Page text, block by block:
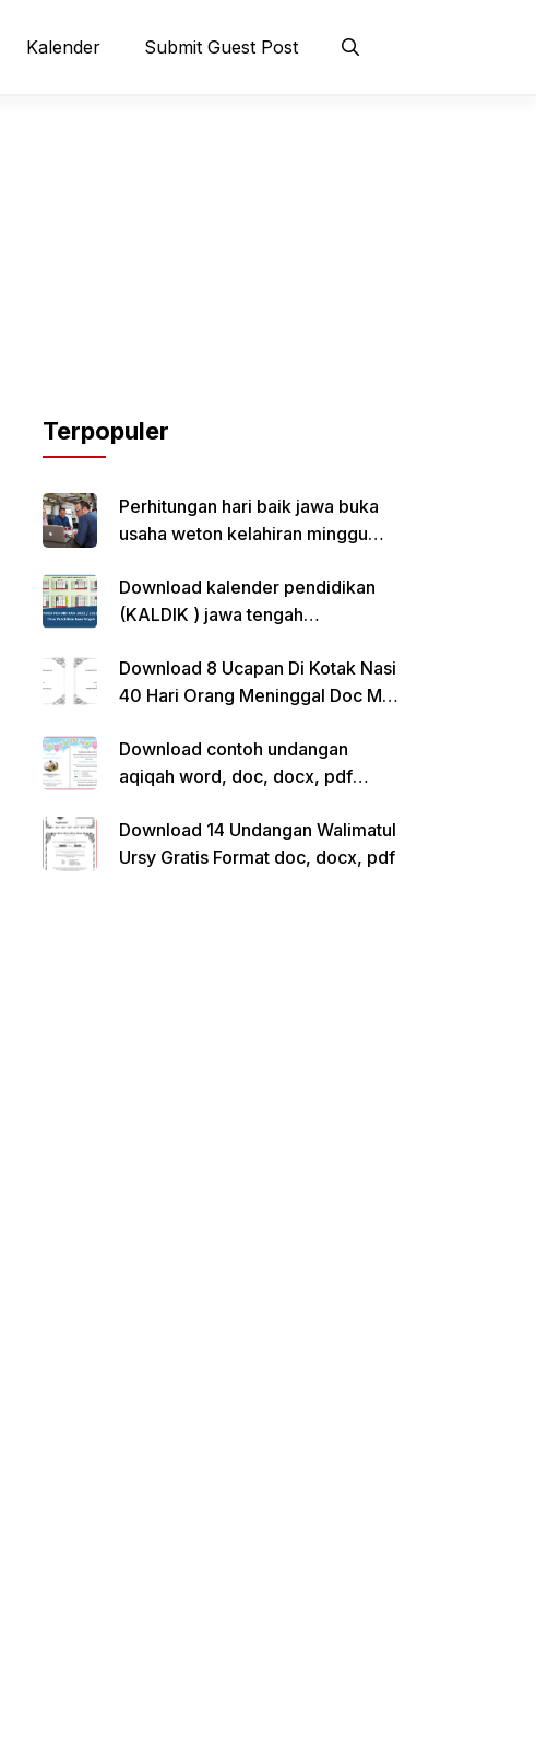
Kalender Submit Guest Post
Terpopuler
Perhitungan hari baik jawa buka
usaha weton kelahiran minggu
Download kalender pendidikan
(KALDIK ) jawa tengah
Download 8 Ucapan Di Kotak Nasi
40 Hari Orang Meninggal Doc Ms.
Download contoh undangan
aqiqah word, doc, docx, pdf
Download 14 Undangan Walimatul
Ursy Gratis Format doc, docx, pdf